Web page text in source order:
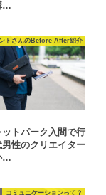
…
トさんのBefore After紹介
トパーク入間で行
性のクリエイター
…
コミュニケーションって？